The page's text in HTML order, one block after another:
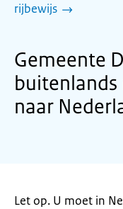
rijbewijs
Gemeente
naar
Let op. U moet in